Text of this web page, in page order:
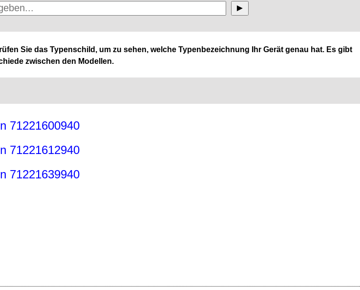
Sie das Typenschild, um zu sehen, welche Typenbezeichnung Ihr Gerät genau hat. Es gibt
zwischen den Modellen.
71221600940
71221612940
71221639940